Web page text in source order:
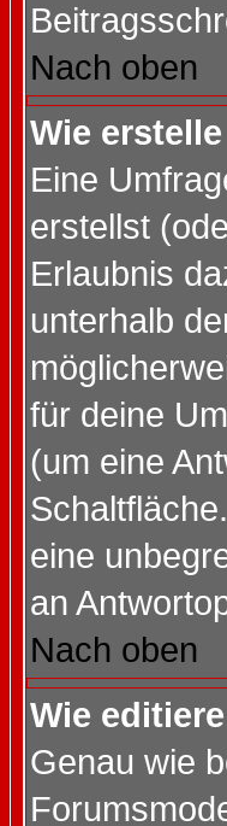
Nach oben
Wie
Eine
erstellst
Erlaubnis
unterhalb
für deine
(um eine
eine
an
Nach oben
Wie
Genau wie